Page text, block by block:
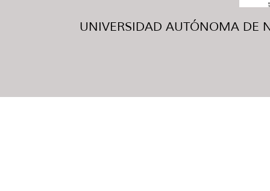
UNIVERSIDAD AUTÓNOMA DE